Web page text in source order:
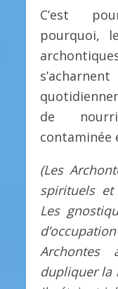
C’est
pourquoi,
de
contaminée
(Les
spirituels et
Les
Archontes
dupliquer la